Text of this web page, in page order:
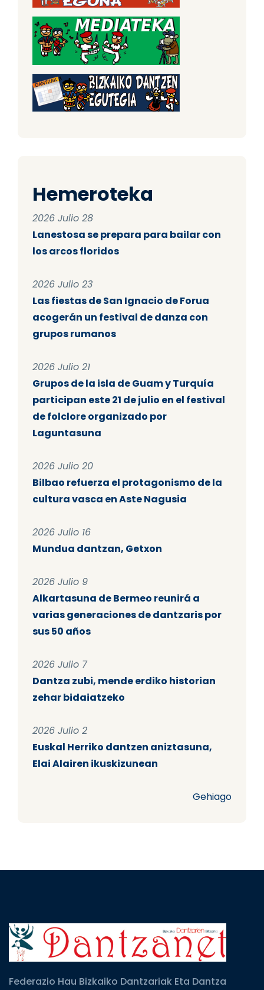
Hemeroteka
2026 Julio 28
Lanestosa se prepara para bailar con
los arcos floridos
2026 Julio 23
Las fiestas de San Ignacio de Forua
acogerán un festival de danza con
grupos rumanos
2026 Julio 21
Grupos de la isla de Guam y Turquía
participan este 21 de julio en el festival
de folclore organizado por
Laguntasuna
2026 Julio 20
Bilbao refuerza el protagonismo de la
cultura vasca en Aste Nagusia
2026 Julio 16
Mundua dantzan, Getxon
2026 Julio 9
Alkartasuna de Bermeo reunirá a
varias generaciones de dantzaris por
sus 50 años
2026 Julio 7
Dantza zubi, mende erdiko historian
zehar bidaiatzeko
2026 Julio 2
Euskal Herriko dantzen aniztasuna,
Elai Alairen ikuskizunean
Gehiago
Federazio Hau Bizkaiko Dantzariak Eta Dantza